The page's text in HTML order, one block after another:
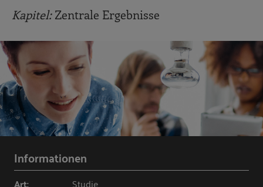
Kapitel:Zentrale Ergebnisse
Informationen
Studie